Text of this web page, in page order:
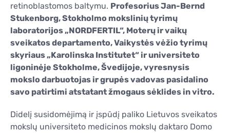
retinoblastomos baltymu. Profesorius Jan-Bernd
Stukenborg, Stokholmo mokslinių tyrimų
laboratorijos „NORDFERTIL“, Moterų ir vaikų
sveikatos departamento, Vaikystės vėžio tyrimų
skyriaus „Karolinska Institutet“ ir universiteto
ligoninėje Stokholme, Švedijoje, vyresnysis
mokslo darbuotojas ir grupės vadovas pasidalino
savo patirtimi atstatant žmogaus sėklides in vitro.
Didelį susidomėjimą ir įspūdį paliko Lietuvos sveikatos
mokslų universiteto medicinos mokslų daktaro Domo